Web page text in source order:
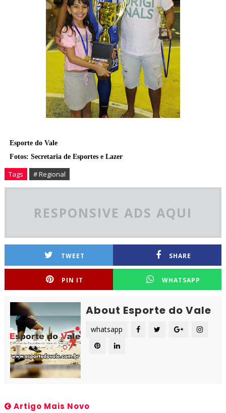
Esporte do Vale
Fotos: Secretaria de Esportes e Lazer
Tags # Regional
RESPONSIVE ADS AQUI
TWEET SHARE
PIN IT WHATSAPP
About Esporte do Vale
whatsapp
Artigo Mais Novo